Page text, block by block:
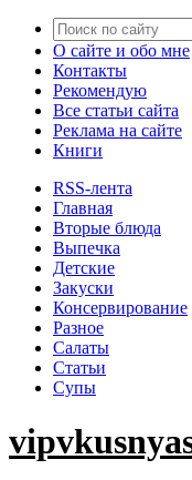
О сайте и обо мне
Контакты
Рекомендую
Все статьи сайта
Реклама на сайте
Книги
RSS-лента
Главная
Вторые блюда
Выпечка
Детские
Закуски
Консервирование
Разное
Салаты
Статьи
Супы